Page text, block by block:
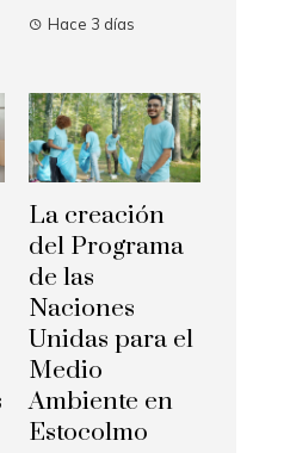
Hace 3 días
La creación
del Programa
de las
Naciones
Unidas para el
Medio
Ambiente en
Estocolmo